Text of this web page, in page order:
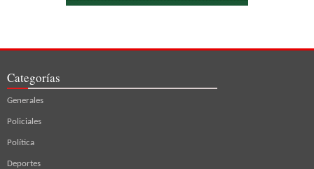
Categorías
Generales
Policiales
Política
Deportes